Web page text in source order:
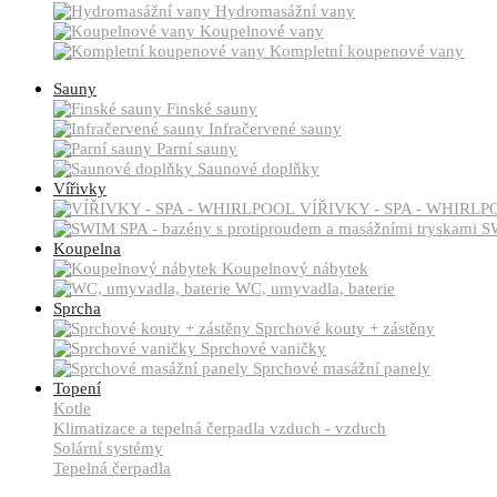
Hydromasážní vany
Koupelnové vany
Kompletní koupenové vany
Sauny
Finské sauny
Infračervené sauny
Parní sauny
Saunové doplňky
Vířivky
VÍŘIVKY - SPA -
Koupelna
Koupelnový nábytek
WC, umyvadla, baterie
Sprcha
Sprchové kouty + zástěny
Sprchové vaničky
Sprchové masážní panely
Topení
Kotle
Klimatizace a tepelná čerpadla vzduch - vzduch
Solární systémy
Tepelná čerpadla